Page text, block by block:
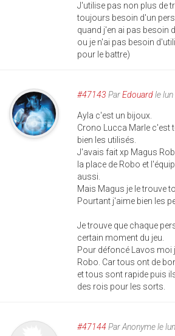
J'utilise pas non plus de
toujours besoin d'un
quand j'en ai pas besoin
ou je n'ai pas besoin
pour le battre)
#47143 ParEdouardle
Ayla c'est un bijoux.
Crono Lucca Marle c'est
bien les utilisés.
J'avais fait xp Magus
la place de Robo et
aussi.
Mais Magus je le trouve
Pourtant j'aime bien les
Je trouve que chaque
certain moment du jeu.
Pour défoncé Lavos moi
Robo. Car tous ont de
et tous sont rapide puis
des rois pour les sorts.
#47144 ParAnonymele